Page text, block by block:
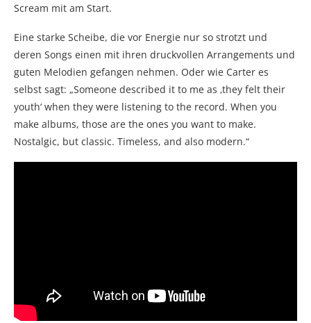
Scream mit am Start.
Eine starke Scheibe, die vor Energie nur so strotzt und
deren Songs einen mit ihren druckvollen Arrangements und
guten Melodien gefangen nehmen. Oder wie Carter es
selbst sagt: „Someone described it to me as ‚they felt their
youth‘ when they were listening to the record. When you
make albums, those are the ones you want to make.
Nostalgic, but classic. Timeless, and also modern.“